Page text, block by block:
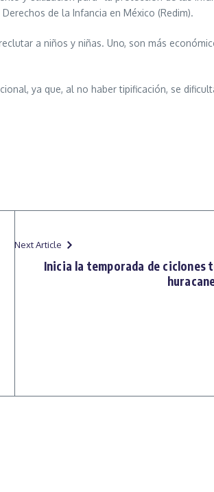
de la Infancia en México (Redim).
a niños y niñas. Uno, son más
ya que, al no haber tipificación, se
Next Article
Inicia la temporada de ciclones